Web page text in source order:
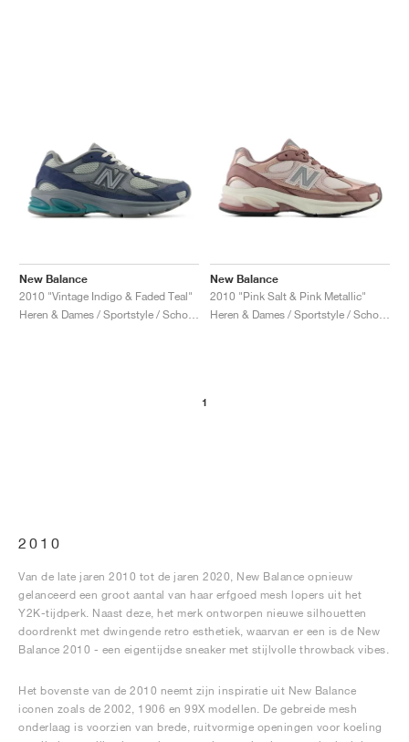
New Balance
2010 "Vintage Indigo & Faded Teal"
New Balance
2010 "Pink Salt & Pink Metallic"
1
2010
Van de late jaren 2010 tot de jaren 2020, New Balance opnieuw
gelanceerd een groot aantal van haar erfgoed mesh lopers uit het
Y2K-tijdperk. Naast deze, het merk ontworpen nieuwe silhouetten
doordrenkt met dwingende retro esthetiek, waarvan er een is de New
Balance 2010 - een eigentijdse sneaker met stijlvolle throwback vibes.
Het bovenste van de 2010 neemt zijn inspiratie uit New Balance
iconen zoals de 2002, 1906 en 99X modellen. De gebreide mesh
onderlaag is voorzien van brede, ruitvormige openingen voor koeling